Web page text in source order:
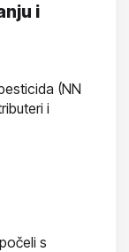
i
(NN
i
s